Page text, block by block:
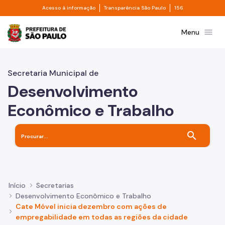
Pular para o Conteúdo principal
Acesso à informação Divisor de acesso à informação
Transparência São Paulo Divisor de
156
Prefeitura de São PauloMenu menu
Secretaria Municipal de
Desenvolvimento
Econômico e Trabalho
search
Início
Secretarias
Desenvolvimento Econômico e Trabalho
Cate Móvel inicia dezembro com ações de
empregabilidade em todas as regiões da cidade